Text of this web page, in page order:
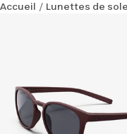
Accueil Lunettes de